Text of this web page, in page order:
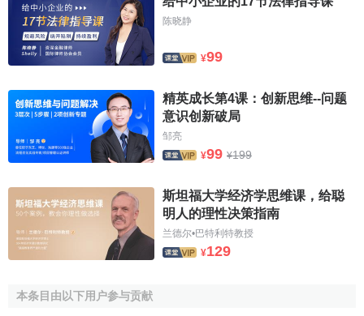
2．WTO争端解决体制在为多边贸易体制提供可靠性和
可预测性方面是一个重要因素。各成员认识到该体制适于保
护各成员在适用协定项下的权利和义务，及依照解释国际公
法的惯例澄清这些协定的现有规定。DSB的建议和裁决不能
增加或减少适用协定所规定的权利和义务。
3．在一成员认为其根据适用协定直接或间接获得的利益
正在因另一成员采取的措施而减损的情况下，迅速解决此类
情况对WTO的有效运转及保持各成员权利和义务的适当平衡
4．DSB所提建议或所作裁决应旨在依照本谅解和适用协
定项下的权利和义务，实现问题的满意解决。
事项的所有解决办祛，包括
陈晓静
¥99
精英成长第4课：创新思维--问题
意识创新破局
邹亮
¥99 ¥199
斯坦福大学经济学思维课，给聪
明人的理性决策指南
兰德尔•巴特利特教授
¥129
本条目由以下用户参与贡献